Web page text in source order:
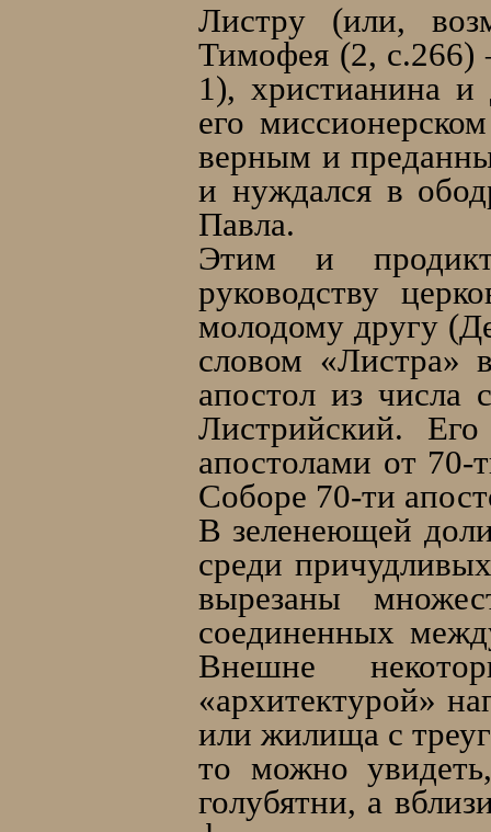
Листру (или,
Тимофея (2, c.266)
1), христианина
его
верным и
и нуждался в
Павла.
Этим и
руководству
молодому другу
словом «Листра»
апостол из числа
Листрийский.
апостолами от
Соборе 70-ти
В зеленеющей
среди
вырезаны
соединенных
Внешне
«архитектурой»
или жилища с
то можно
голубятни, а